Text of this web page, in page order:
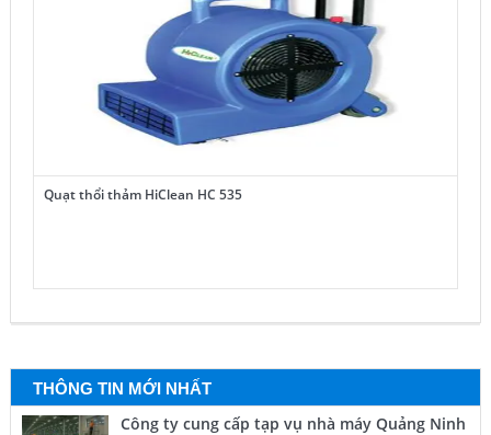
Quạt thổi thảm HiClean HC 535
THÔNG TIN MỚI NHẤT
Công ty cung cấp tạp vụ nhà máy Quảng Ninh